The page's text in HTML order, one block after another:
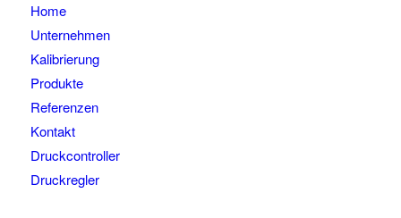
Home
Unternehmen
Kalibrierung
Produkte
Referenzen
Kontakt
Druckcontroller
Druckregler